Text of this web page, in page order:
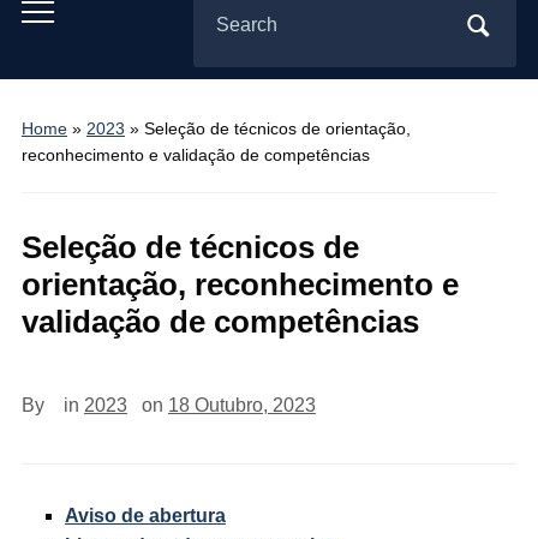
Toggle
menu
for:
Home» 2023 » Seleção de técnicos de orientação,
reconhecimento e validação de competências
Seleção de técnicos de
orientação, reconhecimento e
validação de competências
By in 2023 on 18 Outubro, 2023
Aviso de abertura